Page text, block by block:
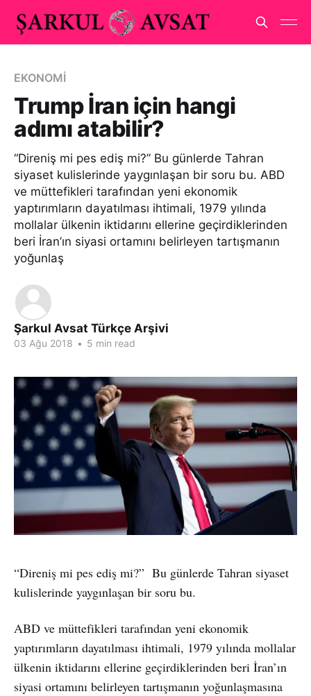
EKONOMİ
Trump İran için hangi
adımı atabilir?
“Direniş mi pes ediş mi?” Bu günlerde Tahran
siyaset kulislerinde yaygınlaşan bir soru bu. ABD
ve müttefikleri tarafından yeni ekonomik
yaptırımların dayatılması ihtimali, 1979 yılında
mollalar ülkenin iktidarını ellerine geçirdiklerinden
beri İran’ın siyasi ortamını belirleyen tartışmanın
yoğunlaş
Şarkul Avsat Türkçe Arşivi
03 Ağu 2018 • 5 min read
“Direniş mi pes ediş mi?” Bu günlerde Tahran siyaset
kulislerinde yaygınlaşan bir soru bu.
ABD ve müttefikleri tarafından yeni ekonomik
yaptırımların dayatılması ihtimali, 1979 yılında mollalar
ülkenin iktidarını ellerine geçirdiklerinden beri İran’ın
siyasi ortamını belirleyen tartışmanın yoğunlaşmasına